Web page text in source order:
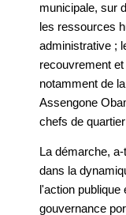
municipale, sur
les ressources
administrative ;
recouvrement
notamment de
Assengone
chefs de
La démarche,
dans la
l'action publique
gouvernance